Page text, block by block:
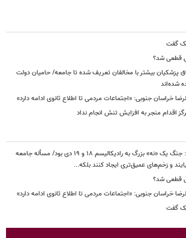
گفت
قطعی شد؟
پزشکیان بیشتر با مخالفان تعریف شده تا جامعه/ حامیان دولت
شده‌اند
خراسان جنوبی: «اجتماعات مردمی تا اطلاع ثانوی ادامه دارد»
اقدام منجر به افزایش تنش انجام نداد
فعال سیاسی اصلاح طلب: جنگ یک «نه» بزرگ به رادیکالیسم ۱۸ و ۱۹ دی بود/ مسأله جامعه
و زخم‌های عمیق‌تری ایجاد کنند بلکه...
قطعی شد؟
خراسان جنوبی: «اجتماعات مردمی تا اطلاع ثانوی ادامه دارد»
گفت